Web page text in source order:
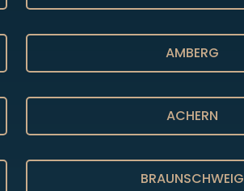
AMBERG
ACHERN
BRAUNSCHWEIG